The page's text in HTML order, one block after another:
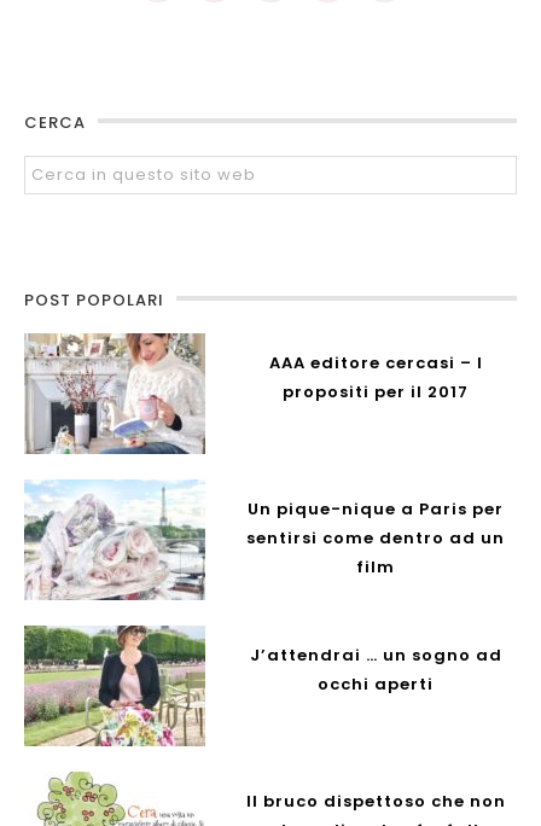
CERCA
POST POPOLARI
AAA editore cercasi – I
propositi per il 2017
Un pique-nique a Paris per
sentirsi come dentro ad un
film
J’attendrai … un sogno ad
occhi aperti
Il bruco dispettoso che non